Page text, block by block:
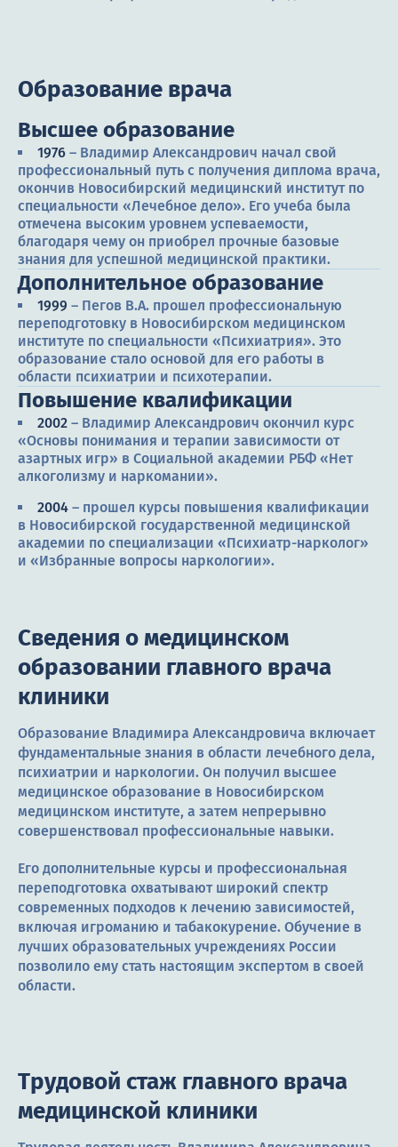
Образование врача
Высшее образование
1976 – Владимир Александрович начал свой
профессиональный путь с получения диплома врача,
окончив Новосибирский медицинский институт по
специальности «Лечебное дело». Его учеба была
отмечена высоким уровнем успеваемости,
благодаря чему он приобрел прочные базовые
знания для успешной медицинской практики.
Дополнительное образование
1999 – Пегов В.А. прошел профессиональную
переподготовку в Новосибирском медицинском
институте по специальности «Психиатрия». Это
образование стало основой для его работы в
области психиатрии и психотерапии.
Повышение квалификации
2002 – Владимир Александрович окончил курс
«Основы понимания и терапии зависимости от
азартных игр» в Социальной академии РБФ «Нет
алкоголизму и наркомании».
2004 – прошел курсы повышения квалификации
в Новосибирской государственной медицинской
академии по специализации «Психиатр-нарколог»
и «Избранные вопросы наркологии».
Сведения о медицинском
образовании главного врача
клиники
Образование Владимира Александровича включает
фундаментальные знания в области лечебного дела,
психиатрии и наркологии. Он получил высшее
медицинское образование в Новосибирском
медицинском институте, а затем непрерывно
совершенствовал профессиональные навыки.
Его дополнительные курсы и профессиональная
переподготовка охватывают широкий спектр
современных подходов к лечению зависимостей,
включая игроманию и табакокурение. Обучение в
лучших образовательных учреждениях России
позволило ему стать настоящим экспертом в своей
области.
Трудовой стаж главного врача
медицинской клиники